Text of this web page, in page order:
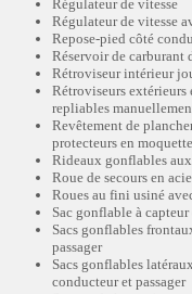
Régulateur de vitesse
Régulateur de vitesse
Repose-pied côté
Réservoir de carburant
Rétroviseur intérieur
Rétroviseurs extérieurs
repliables
Revêtement de
protecteurs en
Rideaux gonflables
Roue de secours en
Roues au fini usiné
Sac gonflable à
Sacs gonflables
passager
Sacs gonflables
conducteur et passager